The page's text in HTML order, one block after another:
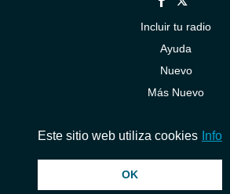
Incluir tu radio
Ayuda
Nuevo
Más Nuevo
© 2026 InstantAudio. Reservados todos los
Este sitio web utiliza cookies Info
OK